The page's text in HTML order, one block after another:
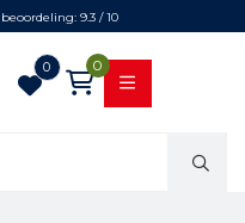
9.3 / 10
0 0